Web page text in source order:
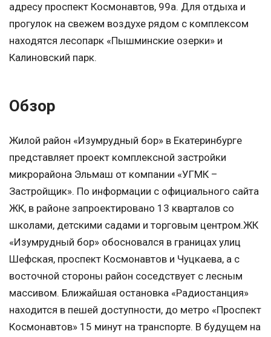
адресу проспект Космонавтов, 99а. Для отдыха и
прогулок на свежем воздухе рядом с комплексом
находятся лесопарк «Пышминские озерки» и
Калиновский парк.
Обзор
Жилой район «Изумрудный бор» в Екатеринбурге
представляет проект комплексной застройки
микрорайона Эльмаш от компании «УГМК –
Застройщик». По информации с официального сайта
ЖК, в районе запроектировано 13 кварталов со
школами, детскими садами и торговым центром.ЖК
«Изумрудный бор» обосновался в границах улиц
Шефская, проспект Космонавтов и Чуцкаева, а с
восточной стороны район соседствует с лесным
массивом. Ближайшая остановка «Радиостанция»
находится в пешей доступности, до метро «Проспект
Космонавтов» 15 минут на транспорте. В будущем на